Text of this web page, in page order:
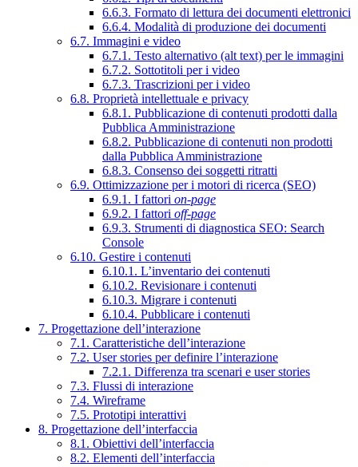
6.6.3. Formato di lettura dei documenti elettronici
6.6.4. Modalità di produzione dei documenti
6.7. Immagini e video
6.7.1. Testo alternativo (alt text) per le immagini
6.7.2. Sottotitoli per i video
6.7.3. Trascrizioni per i video
6.8. Proprietà intellettuale e privacy
6.8.1. Pubblicazione di contenuti prodotti dalla
Pubblica Amministrazione
6.8.2. Pubblicazione di contenuti non prodotti
dalla Pubblica Amministrazione
6.8.3. Consenso dei soggetti ritratti
6.9. Ottimizzazione per i motori di ricerca (SEO)
6.9.1. I fattori on-page
6.9.2. I fattori off-page
6.9.3. Strumenti di diagnostica SEO: Search
Console
6.10. Gestire i contenuti
6.10.1. L’inventario dei contenuti
6.10.2. Revisionare i contenuti
6.10.3. Migrare i contenuti
6.10.4. Pubblicare i contenuti
7. Progettazione dell’interazione
7.1. Caratteristiche dell’interazione
7.2. User stories per definire l’interazione
7.2.1. Differenza tra scenari e user stories
7.3. Flussi di interazione
7.4. Wireframe
7.5. Prototipi interattivi
8. Progettazione dell’interfaccia
8.1. Obiettivi dell’interfaccia
8.2. Elementi dell’interfaccia